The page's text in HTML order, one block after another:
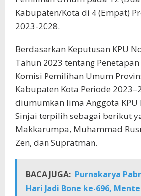
Kabupaten/Kota di 4 (Empat)
2023-2028.
Berdasarkan Keputusan KPU
Tahun 2023 tentang Penetapan
Komisi Pemilihan Umum
Kabupaten Kota Periode
diumumkan lima Anggota KPU
Sinjai terpilih sebagai berikut
Makkarumpa, Muhammad
Zen, dan Supratman.
BACA JUGA: Purnakarya
Hari Jadi Bone ke-696,